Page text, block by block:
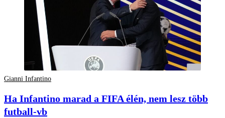
Gianni Infantino
Ha Infantino marad a FIFA élén, nem lesz több
futball-vb